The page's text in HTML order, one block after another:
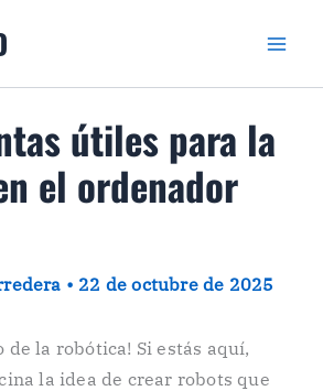
útiles para la
el ordenador
• 22 de octubre de 2025
de la robótica! Si estás aquí,
la idea de crear robots que